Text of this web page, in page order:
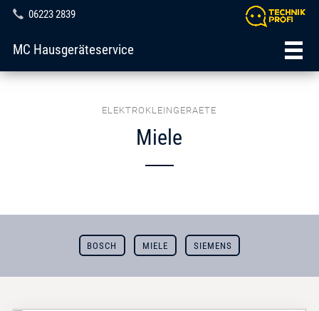
06223 2839
MC Hausgeräteservice
ELEKTROKLEINGERAETE
Miele
BOSCH MIELE SIEMENS